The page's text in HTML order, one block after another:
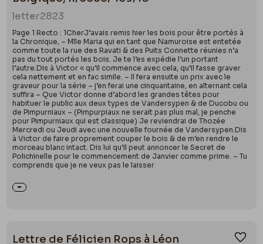
letter2823
Page 1 Recto : 1CherJ’avais remis hier les bois pour être portés à
la Chronique, – Mlle Maria qui en tant que Namuroise est entetée
comme toute la rue des Ravati & des Puits Connette réunies n’a
pas du tout portés les bois. Je te l’es expédie l’un portant
l’autre.Dis à Victor « qu’il commence avec cela, qu’il fasse graver
cela nettement et en fac simile. – Il fera ensuite un prix avec le
graveur pour la série – j’en ferai une cinquantaine, en alternant cela
suffira – Que Victor donne d’abord les grandes têtes pour
habituer le public aux deux types de Vandersypen & de Ducobu ou
de Pimpurniaux – (Pimpurpiaux ne serait pas plus mal, je penche
pour Pimpurniaux qui est classique) Je reviendrai de Thozée
Mercredi ou Jeudi avec une nouvelle fournée de Vandersypen.Dis
à Victor de faire proprement couper le bois & de m’en rendre le
morceau blanc intact. Dis lui qu’il peut annoncer le Secret de
Polichinelle pour le commencement de Janvier comme prime. – Tu
comprends que je ne veux pas le laisser
Lettre de Félicien Rops à Léon